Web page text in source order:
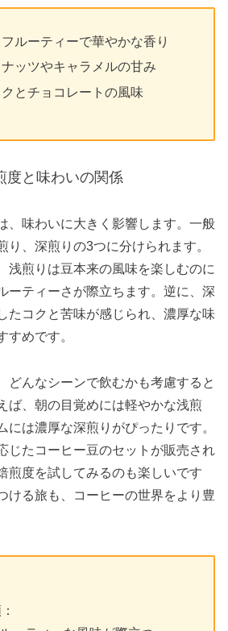
ルーティーで華やかな香り
ッツやキャラメルの甘み
とチョコレートの風味
度と味わいの関係
、味わいに大きく影響します。一般
り、深煎りの3つに分けられます。
浅煎りは豆本来の風味を楽しむのに
ーティーさが際立ちます。逆に、深
たコクと苦味が感じられ、濃厚な味
すめです。
どんなシーンで飲むかも考慮すると
ば、朝の目覚めには軽やかな浅煎
には濃厚な深煎りがぴったりです。
じたコーヒー豆のセットが販売され
煎度を試してみるのも楽しいです
ける旅も、コーヒーの世界をより豊